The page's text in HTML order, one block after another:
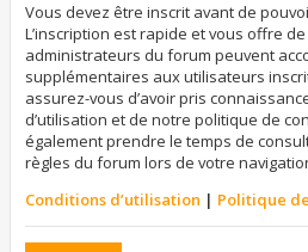
Vous devez être inscrit avant de
L’inscription est rapide et vous offre
administrateurs du forum peuvent
supplémentaires aux utilisateurs
assurez-vous d’avoir pris
d’utilisation et de notre politique de
également prendre le temps de
règles du forum lors de votre
Conditions d’utilisation | Politique